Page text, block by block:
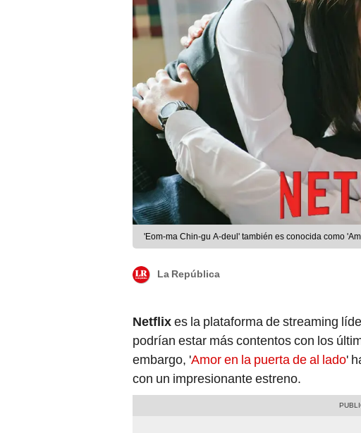
'Eom-ma Chin-gu A-deul' también es conocida como
La República
Netflixes la plataforma de streaming
podrían estar más contentos con los
embargo, 'Amor en la puerta de al lado'
con un impresionante estreno.